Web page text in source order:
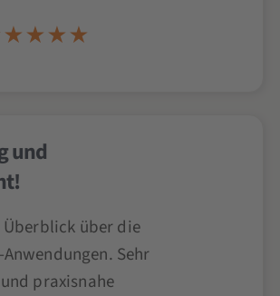
und
Überblick über die
Sehr
praxisnahe